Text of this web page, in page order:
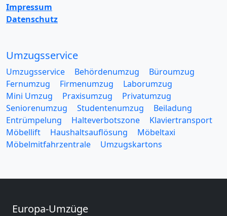
Impressum
Datenschutz
Umzugsservice
Umzugsservice Behördenumzug
Büroumzug
Fernumzug
Firmenumzug
Laborumzug
Mini Umzug
Praxisumzug
Privatumzug
Seniorenumzug
Studentenumzug
Beiladung
Entrümpelung
Halteverbotszone
Klaviertransport
Möbellift
Haushaltsauflösung
Möbeltaxi
Möbelmitfahrzentrale
Umzugskartons
Europa-Umzüge